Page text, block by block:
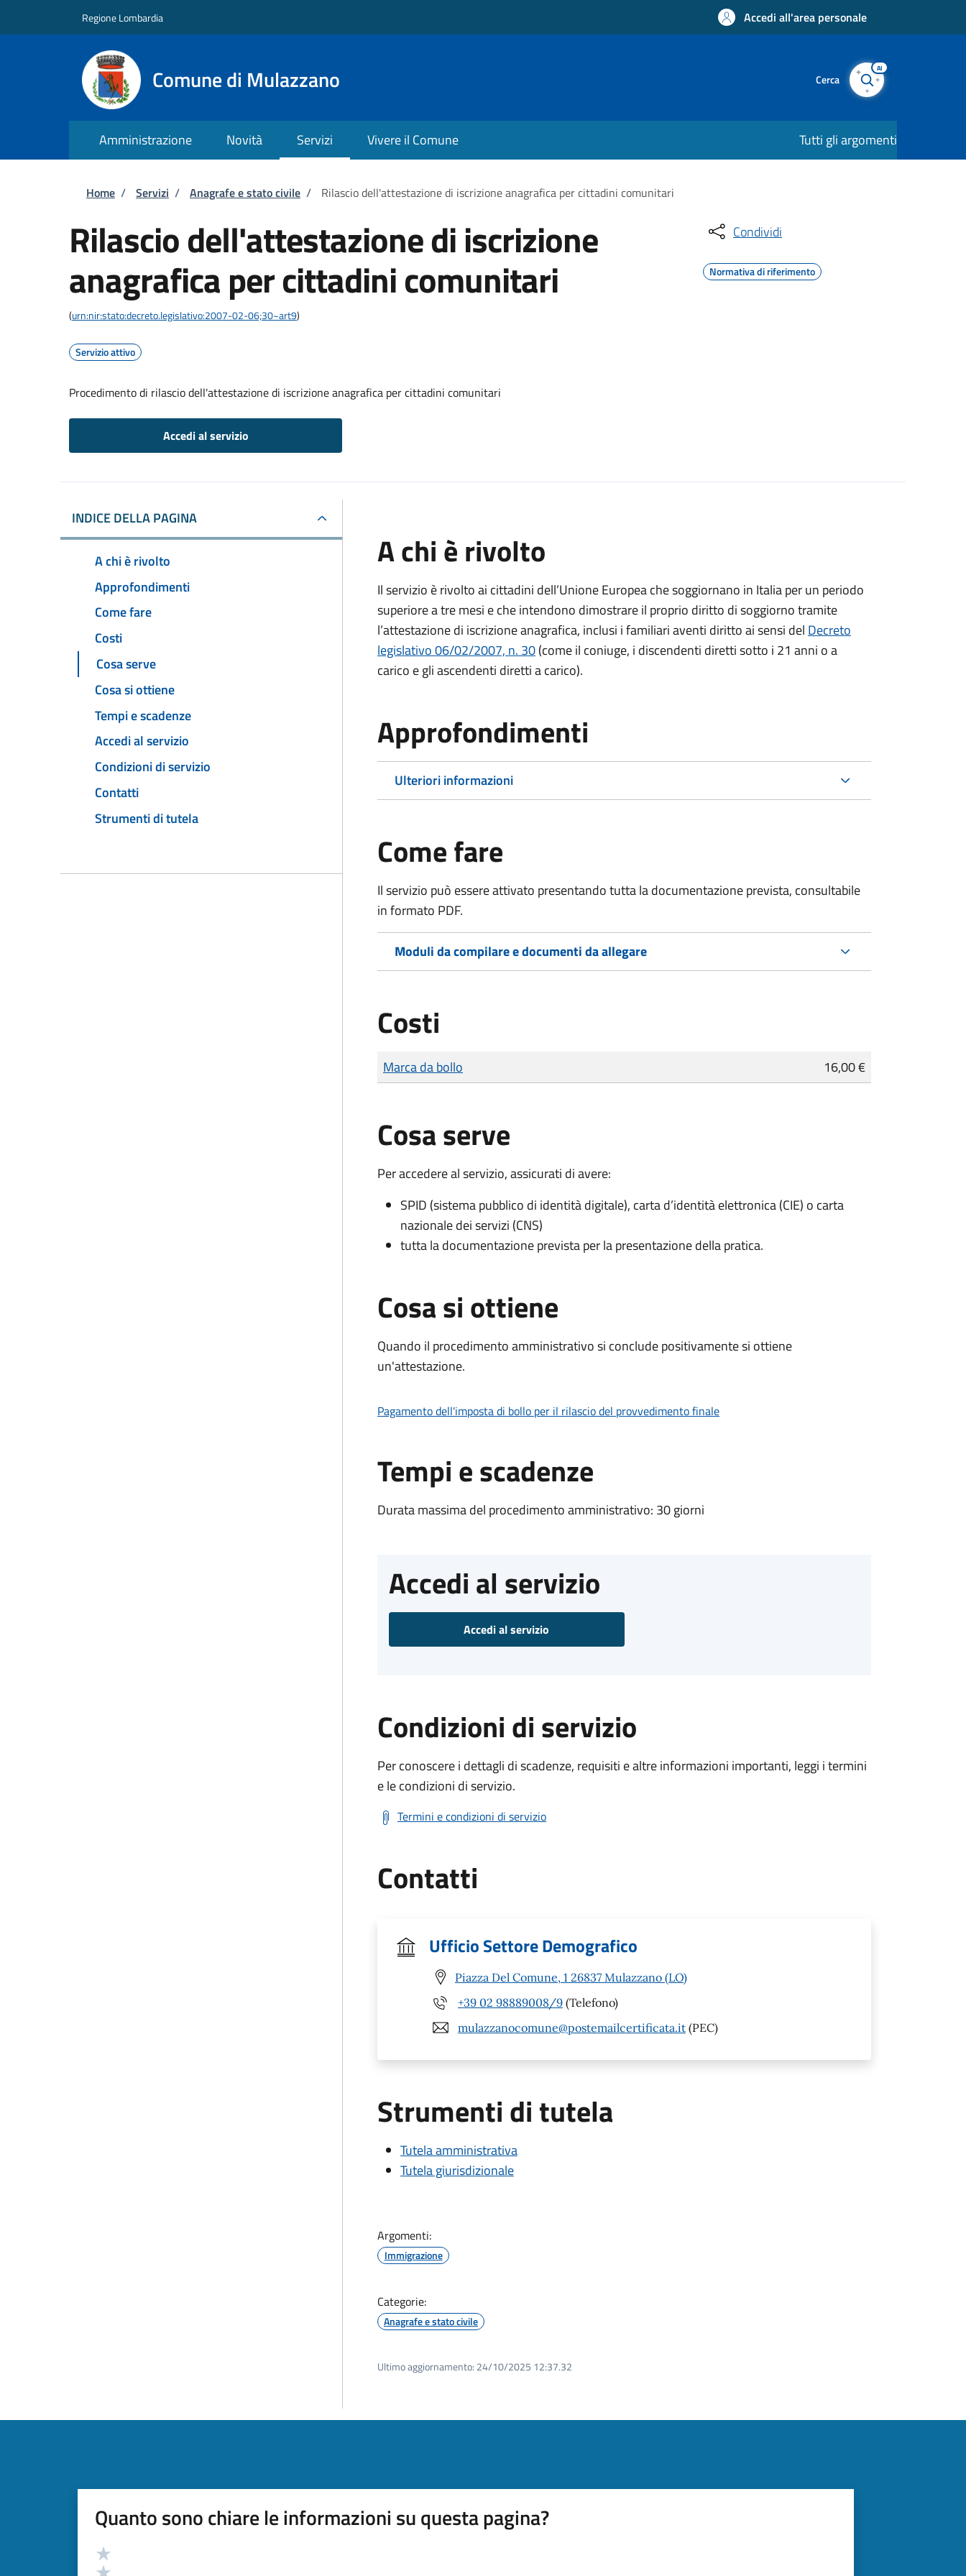
Regione Lombardia Accedi all'area personale
Comune di Mulazzano Cerca
AI
Amministrazione Novità Servizi Vivere il Comune Tutti gli argomenti
Briciole di pane
Home / Servizi / Anagrafe e stato civile / Rilascio dell'attestazione di iscrizione anagrafica per cittadini comunitari
Rilascio dell'attestazione di iscrizione
anagrafica per cittadini comunitari
(urn:nir:stato:decreto.legislativo:2007-02-06;30~art9)
Servizio attivo
Procedimento di rilascio dell'attestazione di iscrizione anagrafica per cittadini comunitari
Accedi al servizio
Condividi
Normativa di riferimento
INDICE DELLA PAGINA
A chi è rivolto
Approfondimenti
Come fare
Costi
Cosa serve
Cosa si ottiene
Tempi e scadenze
Accedi al servizio
Condizioni di servizio
Contatti
Strumenti di tutela
A chi è rivolto
Il servizio è rivolto ai cittadini dell’Unione Europea che soggiornano in Italia per un periodo
superiore a tre mesi e che intendono dimostrare il proprio diritto di soggiorno tramite
l’attestazione di iscrizione anagrafica, inclusi i familiari aventi diritto ai sensi del Decreto
legislativo 06/02/2007, n. 30(come il coniuge, i discendenti diretti sotto i 21 anni o a
carico e gli ascendenti diretti a carico).
Approfondimenti
Ulteriori informazioni
Come fare
Il servizio può essere attivato presentando tutta la documentazione prevista, consultabile
in formato PDF.
Moduli da compilare e documenti da allegare
Costi
Tipo di pagamento
Importo
Marca da bollo 16,00 €
Cosa serve
Per accedere al servizio, assicurati di avere:
SPID (sistema pubblico di identità digitale), carta d’identità elettronica (CIE) o carta
nazionale dei servizi (CNS)
tutta la documentazione prevista per la presentazione della pratica.
Cosa si ottiene
Quando il procedimento amministrativo si conclude positivamente si ottiene
un'attestazione.
Pagamento dell'imposta di bollo per il rilascio del provvedimento finale
Tempi e scadenze
Durata massima del procedimento amministrativo: 30 giorni
Accedi al servizio
Accedi al servizio
Condizioni di servizio
Per conoscere i dettagli di scadenze, requisiti e altre informazioni importanti, leggi i termini
e le condizioni di servizio.
Termini e condizioni di servizio
Contatti
Ufficio Settore Demografico
Piazza Del Comune, 1 26837 Mulazzano (LO)
+39 02 98889008/9 (Telefono)
mulazzanocomune@postemailcertificata.it (PEC)
Strumenti di tutela
Tutela amministrativa
Tutela giurisdizionale
Argomenti:
Immigrazione
Categorie:
Anagrafe e stato civile
Ultimo aggiornamento: 24/10/2025 12:37.32
Quanto sono chiare le informazioni su questa pagina?
Valutazione